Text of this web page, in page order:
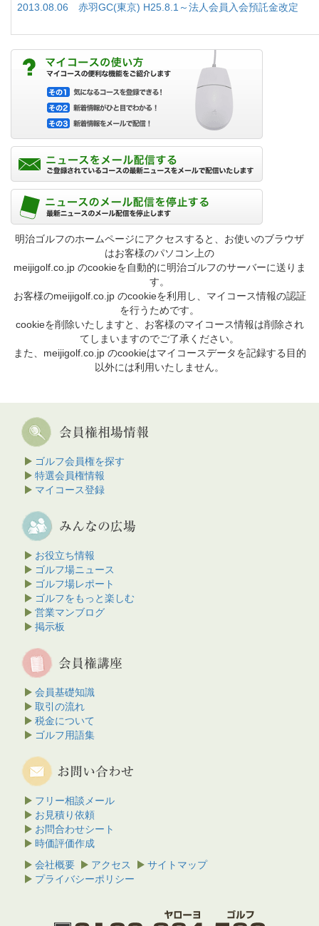
2013.08.06 赤羽GC(東京) H25.8.1～法人会員入会預託金改定
明治ゴルフのホームページにアクセスすると、お使いのブラウザ
はお客様のパソコン上の
meijigolf.co.jp のcookieを自動的に明治ゴルフのサーバーに送りま
す。
お客様のmeijigolf.co.jp のcookieを利用し、マイコース情報の認証
を行うためです。
cookieを削除いたしますと、お客様のマイコース情報は削除され
てしまいますのでご了承ください。
また、meijigolf.co.jp のcookieはマイコースデータを記録する目的
以外には利用いたしません。
ゴルフ会員権を探す
特選会員権情報
マイコース登録
お役立ち情報
ゴルフ場ニュース
ゴルフ場レポート
ゴルフをもっと楽しむ
営業マンブログ
掲示板
会員基礎知識
取引の流れ
税金について
ゴルフ用語集
フリー相談メール
お見積り依頼
お問合わせシート
時価評価作成
会社概要
アクセス
サイトマップ
プライバシーポリシー